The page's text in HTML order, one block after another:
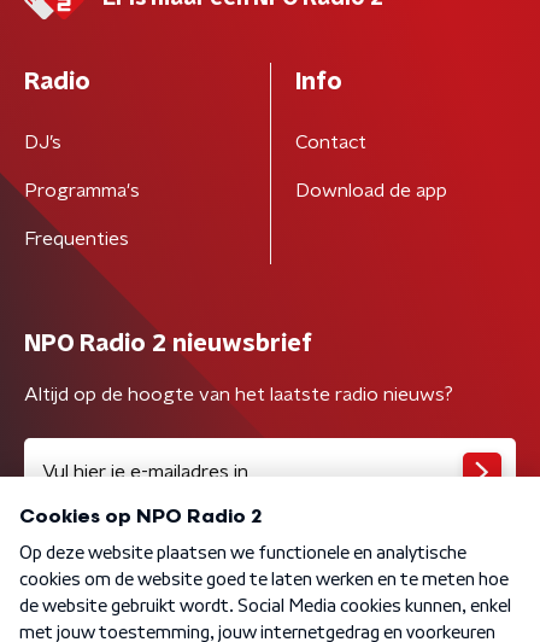
Radio
DJ’s
Programma's
Frequenties
Info
Contact
Download de app
NPO Radio 2 nieuwsbrief
Altijd op de hoogte van het laatste radio nieuws?
Algemene voorwaarden